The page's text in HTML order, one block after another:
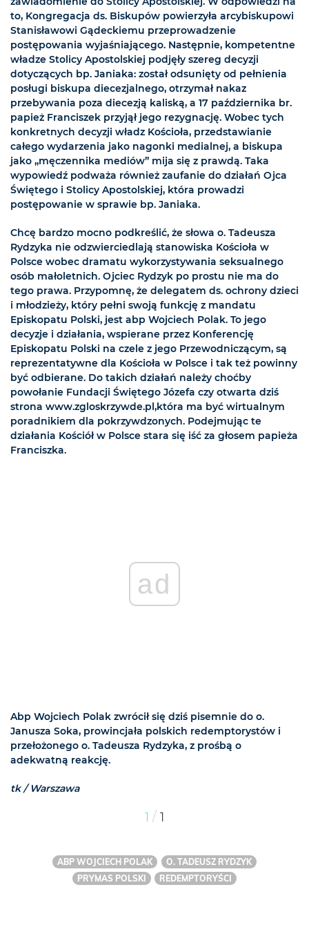
to, Kongregacja ds. Biskupów powierzyła arcybiskupowi
Stanisławowi Gądeckiemu przeprowadzenie
postępowania wyjaśniającego. Następnie, kompetentne
władze Stolicy Apostolskiej podjęły szereg decyzji
dotyczących bp. Janiaka: został odsunięty od pełnienia
posługi biskupa diecezjalnego, otrzymał nakaz
przebywania poza diecezją kaliską, a 17 października br.
papież Franciszek przyjął jego rezygnację. Wobec tych
konkretnych decyzji władz Kościoła, przedstawianie
całego wydarzenia jako nagonki medialnej, a biskupa
jako „męczennika mediów” mija się z prawdą. Taka
wypowiedź podważa również zaufanie do działań Ojca
Świętego i Stolicy Apostolskiej, która prowadzi
postępowanie w sprawie bp. Janiaka.
Chcę bardzo mocno podkreślić, że słowa o. Tadeusza
Rydzyka nie odzwierciedlają stanowiska Kościoła w
Polsce wobec dramatu wykorzystywania seksualnego
osób małoletnich. Ojciec Rydzyk po prostu nie ma do
tego prawa. Przypomnę, że delegatem ds. ochrony dzieci
i młodzieży, który pełni swoją funkcję z mandatu
Episkopatu Polski, jest abp Wojciech Polak. To jego
decyzje i działania, wspierane przez Konferencję
Episkopatu Polski na czele z jego Przewodniczącym, są
reprezentatywne dla Kościoła w Polsce i tak też powinny
być odbierane. Do takich działań należy choćby
powołanie Fundacji Świętego Józefa czy otwarta dziś
strona www.zgloskrzywde.pl,która ma być wirtualnym
poradnikiem dla pokrzywdzonych. Podejmując te
działania Kościół w Polsce stara się iść za głosem papieża
Franciszka.
ad
Abp Wojciech Polak zwrócił się dziś pisemnie do o.
Janusza Soka, prowincjała polskich redemptorystów i
przełożonego o. Tadeusza Rydzyka, z prośbą o
adekwatną reakcję.
tk / Warszawa
1 / 1
ABP WOJCIECH POLAK
O. TADEUSZ RYDZYK
PRYMAS POLSKI
REDEMPTORYŚCI